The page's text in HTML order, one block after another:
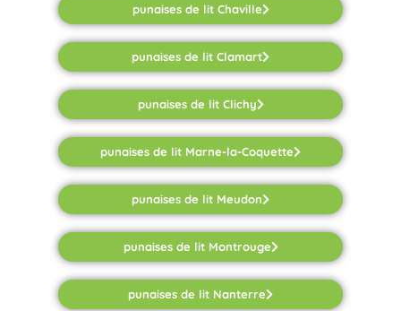
punaises de lit Chaville
punaises de lit Clamart
punaises de lit Clichy
punaises de lit Marne-la-Coquette
punaises de lit Meudon
punaises de lit Montrouge
punaises de lit Nanterre